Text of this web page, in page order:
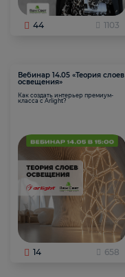
44 1103
Вебинар 14.05 «Теория слоев
освещения»
Как создать интерьер премиум-
класса с Arlight?
14 658